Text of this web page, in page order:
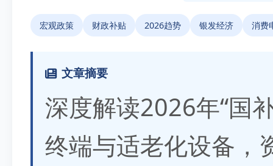
宏观政策 财政补贴 2026趋势 银发经济 消费
文章摘要
深度解读2026年“国
终端与适老化设备，